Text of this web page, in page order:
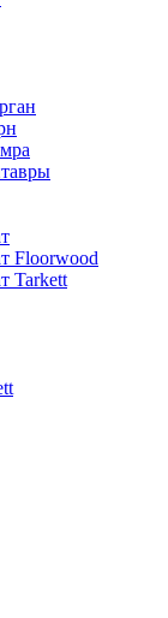
Floorwood
Tarkett